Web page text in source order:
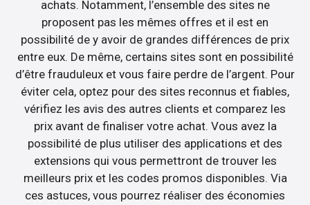
achats. Notamment, l’ensemble des sites ne
proposent pas les mêmes offres et il est en
possibilité de y avoir de grandes différences de prix
entre eux. De même, certains sites sont en possibilité
d’être frauduleux et vous faire perdre de l’argent. Pour
éviter cela, optez pour des sites reconnus et fiables,
vérifiez les avis des autres clients et comparez les
prix avant de finaliser votre achat. Vous avez la
possibilité de plus utiliser des applications et des
extensions qui vous permettront de trouver les
meilleurs prix et les codes promos disponibles. Via
ces astuces, vous pourrez réaliser des économies